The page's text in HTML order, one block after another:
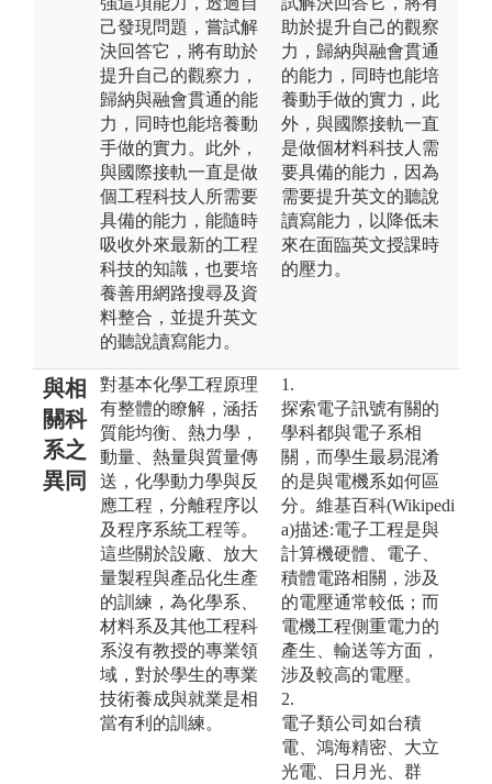
己發現問題，嘗試解
決回答它，將有助於
提升自己的觀察力，
歸納與融會貫通的能
力，同時也能培養動
手做的實力。此外，
與國際接軌一直是做
個工程科技人所需要
具備的能力，能隨時
吸收外來最新的工程
科技的知識，也要培
養善用網路搜尋及資
料整合，並提升英文
的聽說讀寫能力。
助於提升自己的觀察
力，歸納與融會貫通
的能力，同時也能培
養動手做的實力，此
外，與國際接軌一直
是做個材料科技人需
要具備的能力，因為
需要提升英文的聽說
讀寫能力，以降低未
來在面臨英文授課時
的壓力。
與相
關科
系之
異同
對基本化學工程原理
有整體的瞭解，涵括
質能均衡、熱力學，
動量、熱量與質量傳
送，化學動力學與反
應工程，分離程序以
及程序系統工程等。
這些關於設廠、放大
量製程與產品化生產
的訓練，為化學系、
材料系及其他工程科
系沒有教授的專業領
域，對於學生的專業
技術養成與就業是相
當有利的訓練。
1.
探索電子訊號有關的
學科都與電子系相
關，而學生最易混淆
的是與電機系如何區
分。維基百科(Wikipedi
a)描述:電子工程是與
計算機硬體、電子、
積體電路相關，涉及
的電壓通常較低；而
電機工程側重電力的
產生、輸送等方面，
涉及較高的電壓。
2.
電子類公司如台積
電、鴻海精密、大立
光電、日月光、群